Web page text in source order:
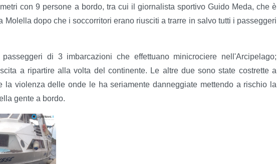
con 9 persone a bordo, tra cui il giornalista sportivo Guido Meda, che è
Molella dopo che i soccorritori erano riusciti a trarre in salvo tutti i passeggeri
di 3 imbarcazioni che effettuano minicrociere nell'Arcipelago;
a ripartire alla volta del continente. Le altre due sono state costrette a
la violenza delle onde le ha seriamente danneggiate mettendo a rischio la
gente a bordo.